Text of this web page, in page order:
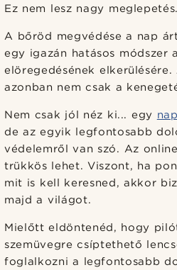
Ez nem lesz nagy
A bőröd megvédése a nap
egy igazán hatásos módszer
elöregedésének
azonban nem csak a
Nem csak jól néz ki... egy
de az egyik legfontosabb
védelemről van szó. Az
trükkös lehet. Viszont, ha
mit is kell keresned, akkor
majd a világot.
Mielőtt eldöntenéd, hogy
szemüvegre csíptethető
foglalkozni a legfontosabb